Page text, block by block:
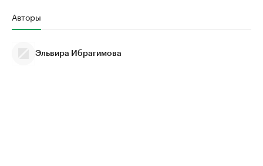
Авторы
Эльвира Ибрагимова